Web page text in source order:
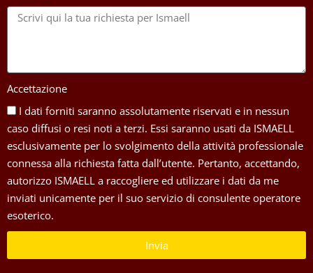
Accettazione
I dati forniti saranno assolutamente riservati e in nessun
caso diffusi o resi noti a terzi. Essi saranno usati da ISMAELL
esclusivamente per lo svolgimento della attività professionale
connessa alla richiesta fatta dall’utente. Pertanto, accettando,
autorizzo ISMAELL a raccogliere ed utilizzare i dati da me
inviati unicamente per il suo servizio di consulente operatore
esoterico.
Invia